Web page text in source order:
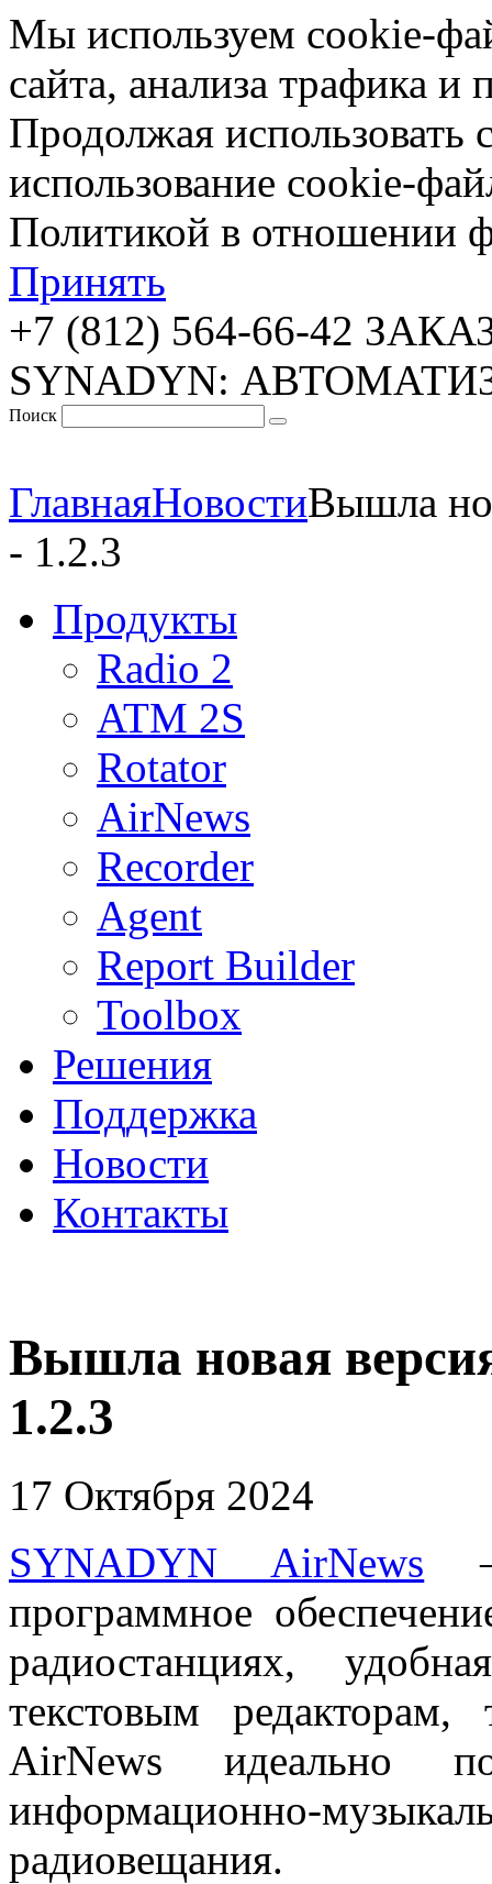
Мы используем cookie-
сайта, анализа трафика и
Продолжая использовать
использование cookie-
Политикой в отношении
Принять
+7 (812) 564-66-42
SYNADYN:
Поиск
ГлавнаяНовостиВышла
- 1.2.3
Продукты
Radio 2
ATM 2S
Rotator
AirNews
Recorder
Agent
Report Builder
Toolbox
Решения
Поддержка
Новости
Контакты
Вышла новая
1.2.3
17 Октября 2024
SYNADYN AirNews —
программное
радиостанциях,
текстовым
AirNews идеально
информационно-
радиовещания.